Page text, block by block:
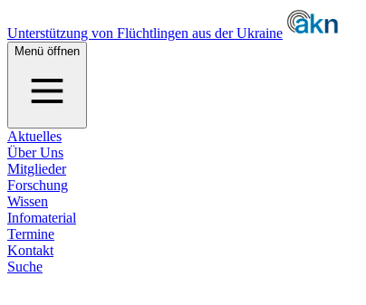
Unterstützung von Flüchtlingen aus der Ukraine
Menü öffnen
Aktuelles
Über Uns
Mitglieder
Forschung
Wissen
Infomaterial
Termine
Kontakt
Suche